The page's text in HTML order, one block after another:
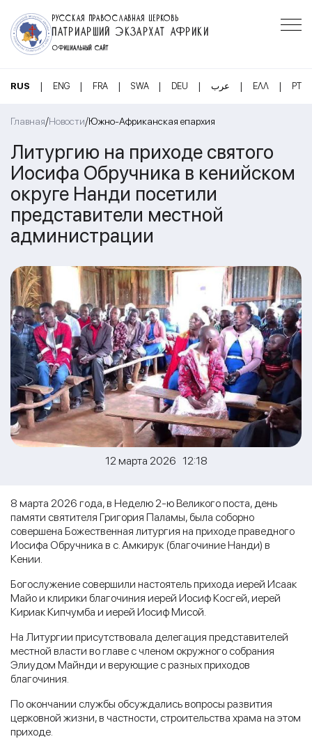
РУССКАЯ ПРАВОСЛАВНАЯ ЦЕРКОВЬ
ПАТРИАРШИЙ ЭКЗАРХАТ АФРИКИ
ОФИЦИАЛЬНЫЙ САЙТ
RUS | ENG | FRA | SWA | DEU | عرب | ΕΛΛ | PT
Главная/Новости/Южно-Африканская епархия
Литургию на приходе святого
Иосифа Обручника в кенийском
округе Нанди посетили
представители местной
администрации
12 марта 2026 12:18
8 марта 2026 года, в Неделю 2-ю Великого поста, день
памяти святителя Григория Паламы, была соборно
совершена Божественная литургия на приходе праведного
Иосифа Обручника в с. Амкирук (благочиние Нанди) в
Кении.
Богослужение совершили настоятель прихода иерей Исаак
Майо и клирики благочиния иерей Иосиф Косгей, иерей
Кириак Кипчумба и иерей Иосиф Мисой.
На Литургии присутствовала делегация представителей
местной власти во главе с членом окружного собрания
Элиудом Майнди и верующие с разных приходов
благочиния.
По окончании службы обсуждались вопросы развития
церковной жизни, в частности, строительства храма на этом
приходе.